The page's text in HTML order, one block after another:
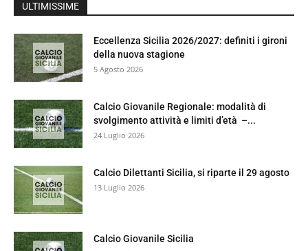
ULTIMISSIME
Eccellenza Sicilia 2026/2027: definiti i gironi
della nuova stagione
5 Agosto 2026
Calcio Giovanile Regionale: modalità di
svolgimento attività e limiti d’età –...
24 Luglio 2026
Calcio Dilettanti Sicilia, si riparte il 29 agosto
13 Luglio 2026
Calcio Giovanile Sicilia